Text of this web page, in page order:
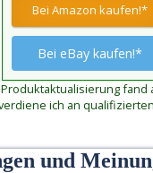
Bei Amazon kaufen!*
Bei eBay kaufen!*
fand
ich an
und